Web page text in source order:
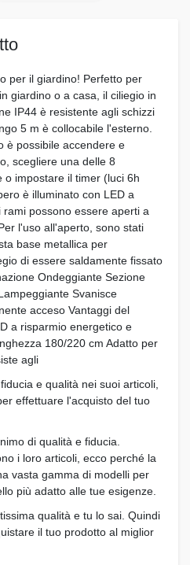
per il giardino! Perfetto per
giardino o a casa, il ciliegio in
IP44 è resistente agli schizzi
5 m è collocabile l'esterno.
è possibile accendere e
scegliere una delle 8
o impostare il timer (luci 6h
è illuminato con LED a
possono essere aperti a
l'uso all'aperto, sono stati
base metallica per
di essere saldamente fissato
Ondeggiante Sezione
Svanisce
acceso Vantaggi del
a risparmio energetico e
180/220 cm Adatto per
agli
e qualità nei suoi articoli,
effettuare l'acquisto del tuo
di qualità e fiducia.
i loro articoli, ecco perché la
vasta gamma di modelli per
più adatto alle tue esigenze.
qualità e tu lo sai. Quindi
il tuo prodotto al miglior